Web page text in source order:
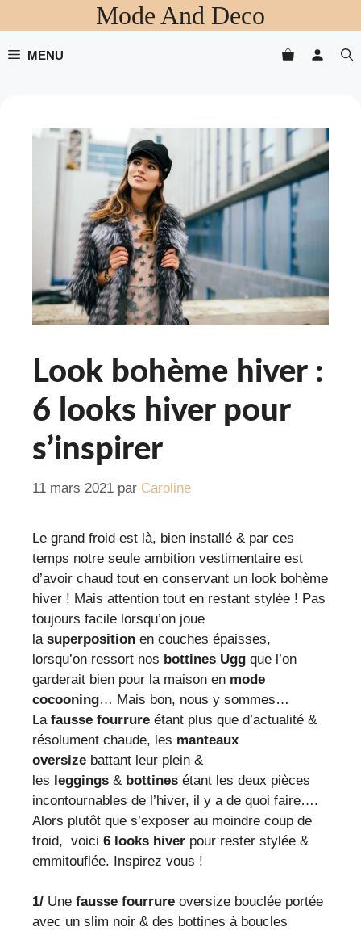
au
contenu
Mode And Deco
MENU
Look bohème hiver :
6 looks hiver pour
s’inspirer
11 mars 2021 par Caroline
Le grand froid est là, bien installé & par ces
temps notre seule ambition vestimentaire est
d’avoir chaud tout en conservant un look bohème
hiver ! Mais attention tout en restant stylée ! Pas
toujours facile lorsqu’on joue
la superposition en couches épaisses,
lorsqu’on ressort nos bottines Ugg que l’on
garderait bien pour la maison en mode
cocooning… Mais bon, nous y sommes…
La fausse fourrure étant plus que d’actualité &
résolument chaude, les manteaux
oversize battant leur plein &
les leggings & bottines étant les deux pièces
incontournables de l’hiver, il y a de quoi faire….
Alors plutôt que s’exposer au moindre coup de
froid, voici 6 looks hiver pour rester stylée &
emmitouflée. Inspirez vous !
1/ Une fausse fourrure oversize bouclée portée
avec un slim noir & des bottines à boucles